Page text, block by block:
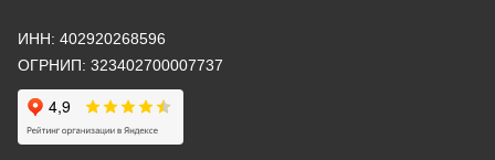
ИНН: 402920268596
ОГРНИП: 323402700007737